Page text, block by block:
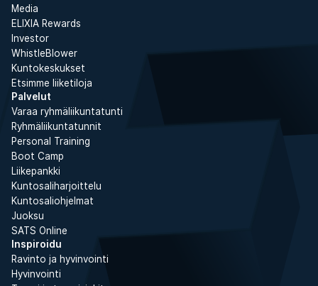
Media
ELIXIA Rewards
Investor
WhistleBlower
Kuntokeskukset
Etsimme liiketiloja
Palvelut
Varaa ryhmäliikuntatunti
Ryhmäliikuntatunnit
Personal Training
Boot Camp
Liikepankki
Kuntosaliharjoittelu
Kuntosaliohjelmat
Juoksu
SATS Online
Inspiroidu
Ravinto ja hyvinvointi
Hyvinvointi